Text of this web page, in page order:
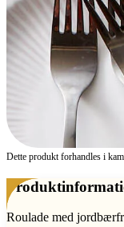
Dette produkt forhandles i
Roulade med